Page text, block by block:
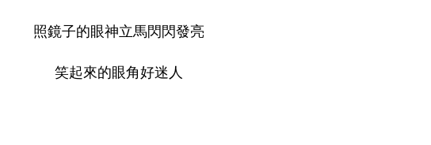
照鏡子的眼神立馬閃閃發亮
笑起來的眼角好迷人